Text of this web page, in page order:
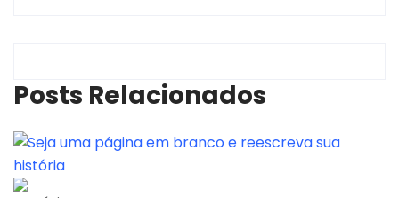
Posts Relacionados